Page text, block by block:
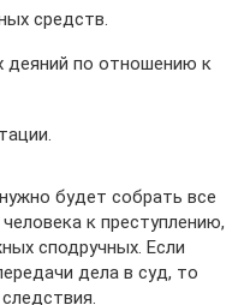
средств.
деяний по отношению к
будет собрать все
к преступлению,
сподручных. Если
дела в суд, то